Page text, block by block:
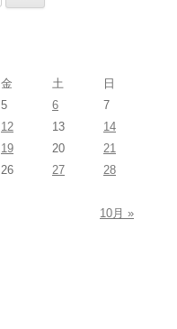
金 土
日
5 6
7
12 13
14
19 20
21
26 27
28
10月 »